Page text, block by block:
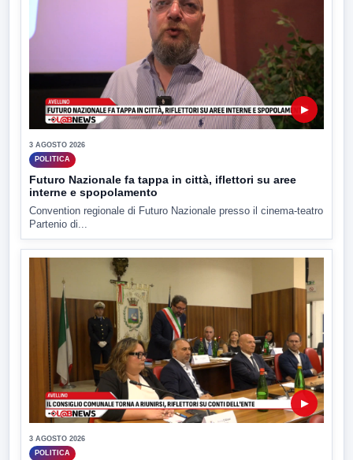
▶
3 AGOSTO 2026
POLITICA
Futuro Nazionale fa tappa in città, iflettori su aree
interne e spopolamento
Convention regionale di Futuro Nazionale presso il cinema-teatro
Partenio di...
▶
3 AGOSTO 2026
POLITICA